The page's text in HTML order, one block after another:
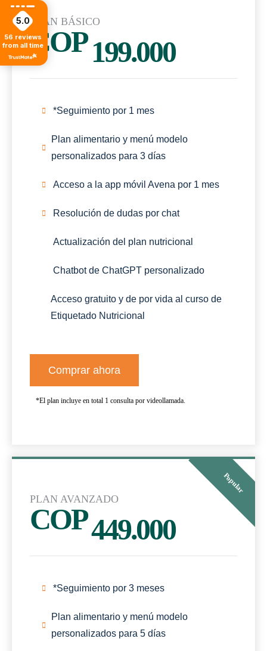
PLAN BÁSICO
COP 199.000
*Seguimiento por 1 mes
Plan alimentario y menú modelo
personalizados para 3 días
Acceso a la app móvil Avena por 1 mes
Resolución de dudas por chat
Actualización del plan nutricional
Chatbot de ChatGPT personalizado
Acceso gratuito y de por vida al curso de
Etiquetado Nutricional
Comprar ahora
*El plan incluye en total 1 consulta por videollamada.
Popular
PLAN AVANZADO
COP449.000
*Seguimiento por 3 meses
Plan alimentario y menú modelo
personalizados para 5 días
5.0
56 reviews
from all time